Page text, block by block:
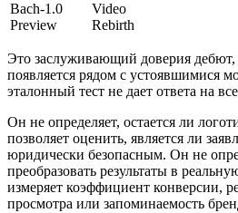
Bach-1.0
Preview
Video
Rebirth
Это заслуживающий доверия
появляется рядом с устоявшимися
эталонный тест не дает ответа на
Он не определяет, остается ли
позволяет оценить, является ли
юридически безопасным. Он не
преобразовать результаты в
измеряет коэффициент конверсии,
просмотра или запоминаемость